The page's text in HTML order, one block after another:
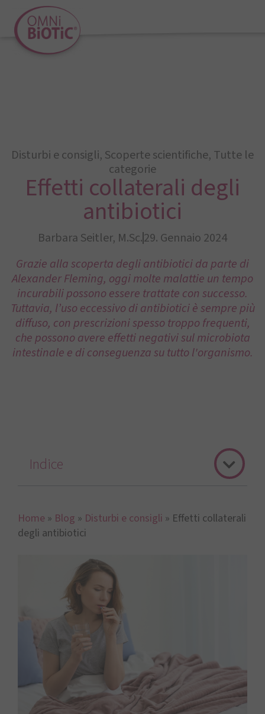
Disturbi e consigli, Scoperte scientifiche, Tutte le
categorie
Effetti collaterali degli
antibiotici
Barbara Seitler, M.Sc.29. Gennaio 2024
Grazie alla scoperta degli antibiotici da parte di
Alexander Fleming, oggi molte malattie un tempo
incurabili possono essere trattate con successo.
Tuttavia, l’uso eccessivo di antibiotici è sempre più
diffuso, con prescrizioni spesso troppo frequenti,
che possono avere effetti negativi sul microbiota
intestinale e di conseguenza su tutto l'organismo.
Home » Blog » Disturbi e consigli » Effetti collaterali
degli antibiotici
Indice